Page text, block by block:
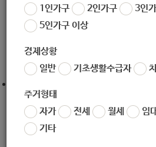
1인가구
2인가구 3인
5인가구 이상
경제상황
일반
기초생활수급자
주거형태
자가
전세 월세 임
기타
기타 구체적인 방법 및 문의는 노원
16-3653) 또는 노원교육복지재단(
금회 서울특별시지회)